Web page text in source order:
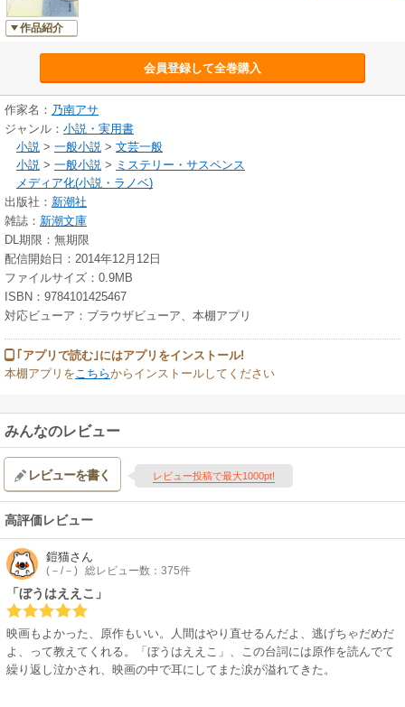
作品紹介
会員登録して全巻購入
作家名： 乃南アサ
ジャンル： 小説・実用書
小説 > 一般小説 > 文芸一般
小説 > 一般小説 > ミステリー・サスペンス
メディア化(小説・ラノベ)
出版社： 新潮社
雑誌： 新潮文庫
DL期限：無期限
配信開始日：2014年12月12日
ファイルサイズ：0.9MB
ISBN：9784101425467
対応ビューア：ブラウザビューア、本棚アプリ
｢アプリで読む｣にはアプリをインストール!
本棚アプリをこちらからインストールしてください
みんなのレビュー
レビューを書く レビュー投稿で最大1000pt!
高評価レビュー
鎧猫さん
(－/－) 総レビュー数：375件
「ぼうはええこ」
映画もよかった、原作もいい。人間はやり直せるんだよ、逃げちゃだめだ
よ、って教えてくれる。「ぼうはええこ」、この台詞には原作を読んでて
繰り返し泣かされ、映画の中で耳にしてまた涙が溢れてきた。